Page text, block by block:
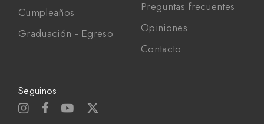
Cumpleaños
Graduación - Egreso
Preguntas frecuentes
Opiniones
Contacto
Seguinos